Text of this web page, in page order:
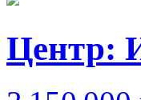
Центр: